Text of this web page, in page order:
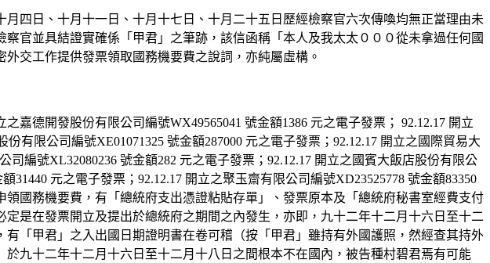
四日、十月十一日、十月十七日、十月二十五日歷經檢察官六次傳喚均無正當理由未
官並具結證實確係「甲君」之筆跡，該信函稱「本人及我太太０００從未拿過任何國
交工作提供發票領取國務機要費之說詞，亦純屬虛構。
嘉德開發股份有限公司編號WX49565041 號金額1386 元之電子發票； 92.12.17 開立
有限公司編號XE01071325 號金額287000 元之電子發票；92.12.17 開立之國際貿易大
編號XL32080236 號金額282 元之電子發票；92.12.17 開立之國賓大飯店股份有限公
31440 元之電子發票；92.12.17 開立之聚玉齋有限公司編號XD23525778 號金額83350
國務機要費，有「總統府支出憑證粘貼存單」、發票原本及「總統府秘書室經費支付
是在發票開立及提出於總統府之期間之內發生，亦即，九十二年十二月十六日至十二
「甲君」之入出國日期證明書在卷可稽（按「甲君」雖持有外國護照，然經查其持外
九十二年十二月十六日至十二月十八日之間根本不在國內，被告種村碧君焉有可能